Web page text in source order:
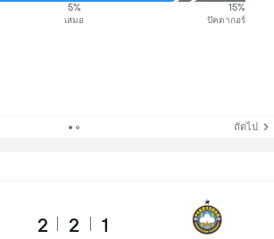
5%
เสมอ
15%
ปัคตากอร์
ถัดไป
2 2 1